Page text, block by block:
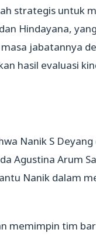
strategis untuk
Hindayana,
jabatannya
hasil evaluasi
Nanik S
Agustina Arum
Nanik dalam
memimpin tim